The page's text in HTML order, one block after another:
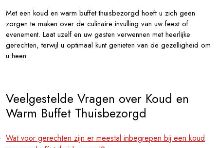
Met een koud en warm buffet thuisbezorgd hoeft u zich geen
zorgen te maken over de culinaire invulling van uw feest of
evenement. Laat uzelf en uw gasten verwennen met heerlijke
gerechten, terwijl u optimaal kunt genieten van de gezelligheid om
u heen.
Veelgestelde Vragen over Koud en
Warm Buffet Thuisbezorgd
Wat voor gerechten zijn er meestal inbegrepen bij een koud